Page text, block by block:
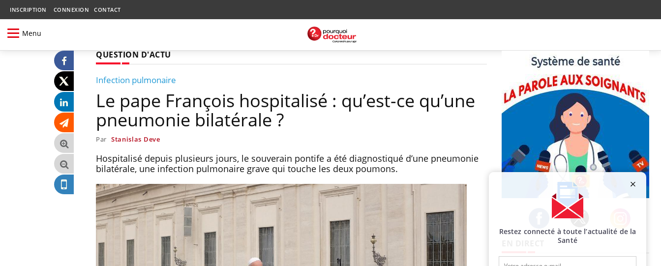
INSCRIPTION CONNEXION CONTACT
Menu
QUESTION D'ACTU
Infection pulmonaire
Le pape François hospitalisé : qu’est-ce qu’une
pneumonie bilatérale ?
Par Stanislas Deve
Hospitalisé depuis plusieurs jours, le souverain pontife a été diagnostiqué d’une pneumonie
bilatérale, une infection pulmonaire grave qui touche les deux poumons.
Facebook Twitter Instagram
Restez connecté à toute l’actualité de la
Santé